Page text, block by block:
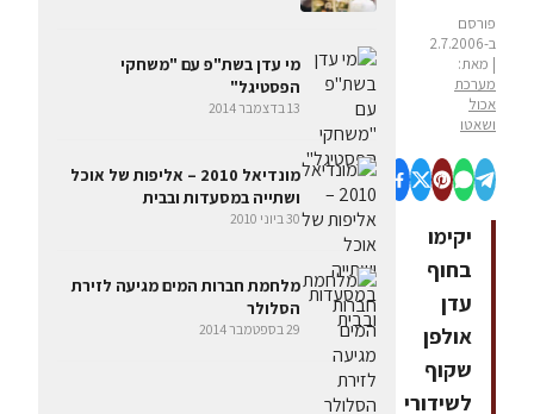
פורסם
ב-2.7.2006
| מאת:
מערכת
אכול
ושאטו
יקימו
בחוף
עדן
אולפן
שקוף
לשידורי
מי עדן בשת"פ עם "משחקי
הפסטיגל"
13 בדצמבר 2014
מונדיאל 2010 – אליפות של אוכל
ושתייה במסעדות ובבית
30 ביוני 2010
מלחמת חברות המים מגיעה לזירת
הסלולר
29 בספטמבר 2014